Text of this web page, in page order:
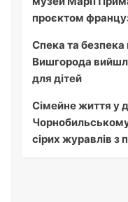
проєктом
Спека та безпека
Вишгорода
для дітей
Сімейне життя у
сірих журавлів з